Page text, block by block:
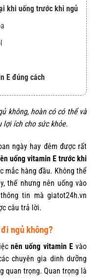
khi uống trước khi ngủ
E đúng cách
không, hoàn có có thể và
lợi ích cho sức khỏe.
ngày hay đêm được rất
uống vitamin E trước khi
mắc hàng đầu. Không thể
thế nhưng nên uống vào
tin mà giatot24h.vn
câu trả lời.
ngủ không?
nên uống vitamin Evào
chuyên gia dinh dưỡng
quan trọng. Quan trọng là